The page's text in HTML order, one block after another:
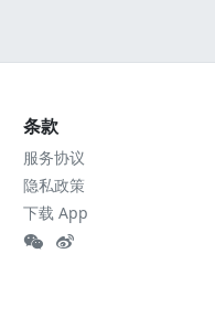
条款
服务协议
隐私政策
下载 App